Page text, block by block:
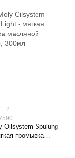
2
Oilsystem Spulung
промывка
системы, 300мл